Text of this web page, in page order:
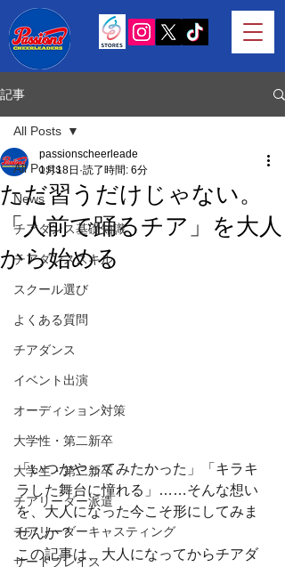
記事
All Posts
News
チアダンス基礎知識
チアダンススキル
スクール選び
よくある質問
チアダンス
イベント出演
オーディション対策
大学性・第二新卒
大学生・第二新卒
チアリーダー派遣
チアリーダーキャスティング
サードプレイス
All Posts
ただ習うだけじゃない。
「人前で踊るチア」を大人
から始める
passionscheerleade
1月18日 読了時間: 6分
「いつかやってみたかった」「キラキ
ラした舞台に憧れる」……そんな想い
を、大人になった今こそ形にしてみま
せんか？
この記事は、大人になってからチアダ